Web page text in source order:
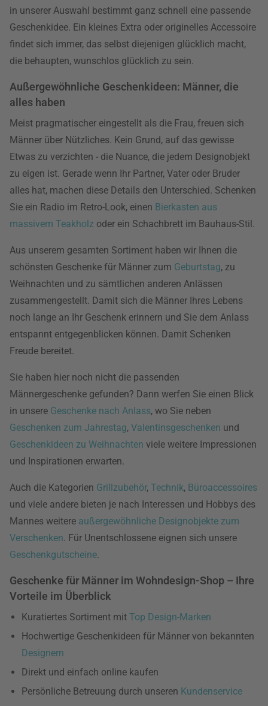
in unserer Auswahl bestimmt ganz schnell eine passende
Geschenkidee. Ein kleines Extra oder originelles Accessoire
findet sich immer, das selbst diejenigen glücklich macht,
die behaupten, wunschlos glücklich zu sein.
Außergewöhnliche Geschenkideen: Männer, die
alles haben
Meist pragmatischer eingestellt als die Frau, freuen sich
Männer über Nützliches. Kein Grund, auf das gewisse
Etwas zu verzichten - die Nuance, die jedem Designobjekt
zu eigen ist. Gerade wenn Ihr Partner, Vater oder Bruder
alles hat, machen diese Details den Unterschied. Schenken
Sie ein Radio im Retro-Look, einen Bierkasten aus
massivem Teakholz oder ein Schachbrett im Bauhaus-Stil.
Aus unserem gesamten Sortiment haben wir Ihnen die
schönsten Geschenke für Männer zum Geburtstag, zu
Weihnachten und zu sämtlichen anderen Anlässen
zusammengestellt. Damit sich die Männer Ihres Lebens
noch lange an Ihr Geschenk erinnern und Sie dem Anlass
entspannt entgegenblicken können. Damit Schenken
Freude bereitet.
Sie haben hier noch nicht die passenden
Männergeschenke gefunden? Dann werfen Sie einen Blick
in unsere Geschenke nach Anlass, wo Sie neben
Geschenken zum Jahrestag, Valentinsgeschenken und
Geschenkideen zu Weihnachten viele weitere Impressionen
und Inspirationen erwarten.
Auch die Kategorien Grillzubehör, Technik, Büroaccessoires
und viele andere bieten je nach Interessen und Hobbys des
Mannes weitere außergewöhnliche Designobjekte zum
Verschenken. Für Unentschlossene eignen sich unsere
Geschenkgutscheine.
Geschenke für Männer im Wohndesign-Shop – Ihre
Vorteile im Überblick
Kuratiertes Sortiment mit Top Design-Marken
Hochwertige Geschenkideen für Männer von bekannten
Designern
Direkt und einfach online kaufen
Persönliche Betreuung durch unseren Kundenservice